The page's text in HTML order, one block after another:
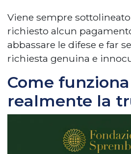
Viene sempre
richiesto alcun
abbassare le difese e far
richiesta genuina e
Come funziona
realmente la